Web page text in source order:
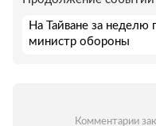
На Тайване за неделю
министр обороны
Комментарии